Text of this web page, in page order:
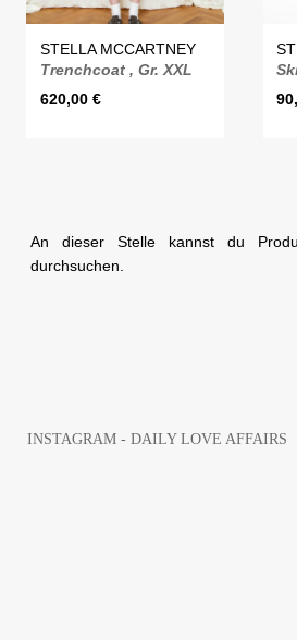
STELLA MCCARTNEY
Trenchcoat , Gr. XXL
620,00 €
An dieser Stelle kannst du
durchsuchen.
INSTAGRAM - DAILY LOVE AFFAIRS